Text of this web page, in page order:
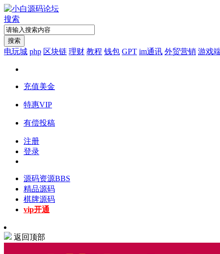
搜索
搜索
电玩城 php 区块链 理财 教程 钱包 GPT im通讯 外贸营销 游戏
充值美金
特惠VIP
有偿投稿
注册
登录
源码资源BBS
精品源码
棋牌源码
vip开通
返回顶部